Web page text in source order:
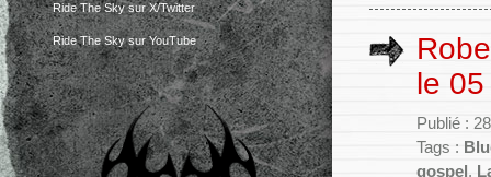
Ride The Sky sur X/Twitter
Ride The Sky sur YouTube
le
Publié :
Tags :
gospel ,